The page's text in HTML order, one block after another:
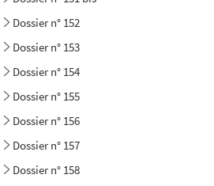
Dossier n° 152
Dossier n° 153
Dossier n° 154
Dossier n° 155
Dossier n° 156
Dossier n° 157
Dossier n° 158